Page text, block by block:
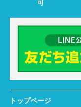
可
トップページ